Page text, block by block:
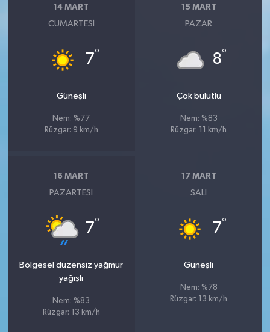
14 MART
CUMARTESI
7°
Güneşli
Nem: %77
Rüzgar: 9 km/h
15 MART
PAZAR
8°
Çok bulutlu
Nem: %83
Rüzgar: 11 km/h
16 MART
PAZARTESI
7°
Bölgesel düzensiz yağmur
yağışlı
Nem: %83
Rüzgar: 13 km/h
17 MART
SALI
7°
Güneşli
Nem: %78
Rüzgar: 13 km/h